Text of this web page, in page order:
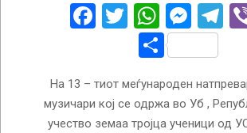
Facebook
Twitter
Share
На 13 – тиот меѓународен
музичари кој се одржа во Уб ,
учество земаа тројца ученици од